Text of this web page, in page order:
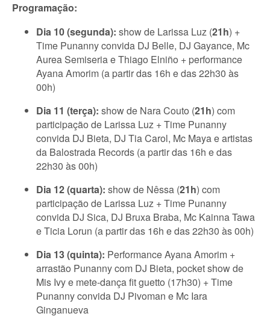
Programação:
Dia 10 (segunda): show de Larissa Luz (21h) +
Time Punanny convida DJ Belle, DJ Gayance, Mc
Aurea Semiseria e Thiago Elniño + performance
Ayana Amorim (a partir das 16h e das 22h30 às
00h)
Dia 11 (terça): show de Nara Couto (21h) com
participação de Larissa Luz + Time Punanny
convida DJ Bieta, DJ Tia Carol, Mc Maya e artistas
da Balostrada Records (a partir das 16h e das
22h30 às 00h)
Dia 12 (quarta): show de Nêssa (21h) com
participação de Larissa Luz + Time Punanny
convida DJ Sica, DJ Bruxa Braba, Mc Kainna Tawa
e Ticia Lorun (a partir das 16h e das 22h30 às 00h)
Dia 13 (quinta): Performance Ayana Amorim +
arrastão Punanny com DJ Bieta, pocket show de
Mis Ivy e mete-dança fit guetto (17h30) + Time
Punanny convida DJ Pivoman e Mc Iara
Ginganueva